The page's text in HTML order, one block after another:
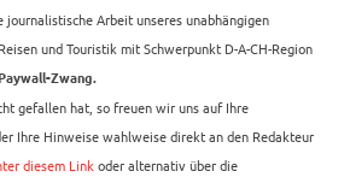
journalistische Arbeit unseres unabhängigen
und Touristik mit Schwerpunkt D-A-CH-Region
Zwang.
gefallen hat, so freuen wir uns auf Ihre
Ihre Hinweise wahlweise direkt an den Redakteur
diesem Link oder alternativ über die